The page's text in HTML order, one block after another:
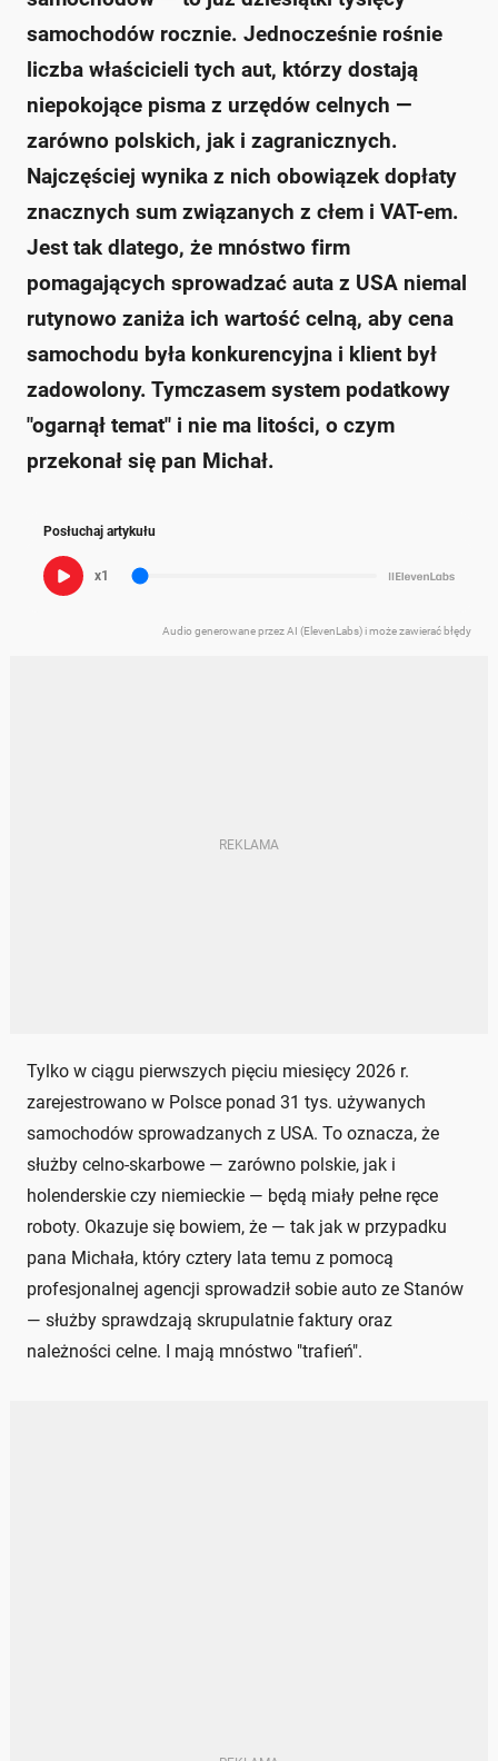
samochodów rocznie. Jednocześnie rośnie
liczba właścicieli tych aut, którzy dostają
niepokojące pisma z urzędów celnych —
zarówno polskich, jak i zagranicznych.
Najczęściej wynika z nich obowiązek dopłaty
znacznych sum związanych z cłem i VAT-em.
Jest tak dlatego, że mnóstwo firm
pomagających sprowadzać auta z USA niemal
rutynowo zaniża ich wartość celną, aby cena
samochodu była konkurencyjna i klient był
zadowolony. Tymczasem system podatkowy
"ogarnął temat" i nie ma litości, o czym
przekonał się pan Michał.
Posłuchaj artykułu
x1
Audio generowane przez AI (ElevenLabs) i może zawierać błędy
Tylko w ciągu pierwszych pięciu miesięcy 2026 r.
zarejestrowano w Polsce ponad 31 tys. używanych
samochodów sprowadzanych z USA. To oznacza, że
służby celno-skarbowe — zarówno polskie, jak i
holenderskie czy niemieckie — będą miały pełne ręce
roboty. Okazuje się bowiem, że — tak jak w przypadku
pana Michała, który cztery lata temu z pomocą
profesjonalnej agencji sprowadził sobie auto ze Stanów
— służby sprawdzają skrupulatnie faktury oraz
należności celne. I mają mnóstwo "trafień".